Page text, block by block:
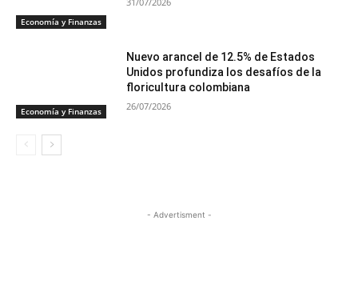
Economía y Finanzas
Economía y Finanzas
Nuevo arancel de 12.5% de Estados
Unidos profundiza los desafíos de la
floricultura colombiana
26/07/2026
- Advertisment -